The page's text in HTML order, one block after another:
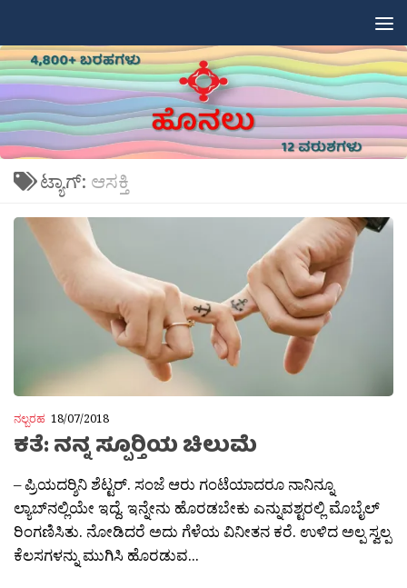
ಟ್ಯಾಗ್: ಆಸಕ್ತಿ
ನಲ್ಬರಹ 18/07/2018
ಕತೆ: ನನ್ನ ಸ್ಪೂರ‍್ತಿಯ ಚಿಲುಮೆ
– ಪ್ರಿಯದರ‍್ಶಿನಿ ಶೆಟ್ಟರ್. ಸಂಜೆ ಆರು ಗಂಟೆಯಾದರೂ ನಾನಿನ್ನೂ
ಲ್ಯಾಬ್‍ನಲ್ಲಿಯೇ ಇದ್ದೆ. ಇನ್ನೇನು ಹೊರಡಬೇಕು ಎನ್ನುವಶ್ಟರಲ್ಲಿ ಮೊಬೈಲ್
ರಿಂಗಣಿಸಿತು. ನೋಡಿದರೆ ಅದು ಗೆಳೆಯ ವಿನೀತನ ಕರೆ. ಉಳಿದ ಅಲ್ಪ ಸ್ವಲ್ಪ
ಕೆಲಸಗಳನ್ನು ಮುಗಿಸಿ ಹೊರಡುವ...